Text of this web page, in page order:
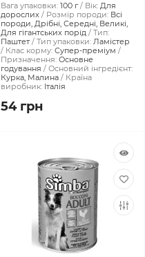
Вага упаковки: 100 г Вік: Для
дорослих
Розмір породи: Всі
породи, Дрібні, Середні, Великі,
Для гігантських порід
Тип:
Паштет
Тип упаковки: Ламістер
Клас корму: Супер-преміум
Призначення: Основне
годування
Основний інгредієнт:
Курка, Малина
Країна
виробник: Італія
54 грн